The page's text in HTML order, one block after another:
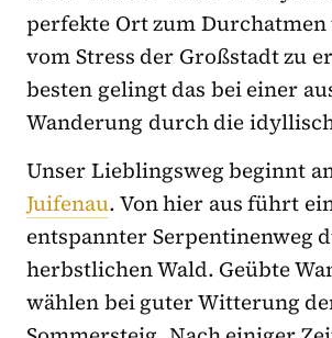
perfekte Ort zum
vom Stress der Großstadt zu
besten gelingt das bei einer
Wanderung durch die
Unser Lieblingsweg beginnt
Juifenau. Von hier aus führt
entspannter Serpentinenweg
herbstlichen Wald. Geübte
wählen bei guter Witterung